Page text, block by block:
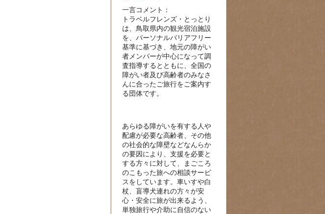
一言コメント：
トラベルフレンズ・とっとり
は、鳥取県内の観光宿泊施設
を、パーソナルバリアフリー
基準に基づき、地元の障がい
者メンバーが中心になって調
査指導するとともに、全国の
障がい者及び高齢者のみなさ
んに合ったご旅行をご案内す
る団体です。
あらゆる障がいを有する人や
配慮が必要な高齢者、その他
の社会的な障壁などなんらか
の要因により、支援を必要と
する方々に対して、まごころ
のこもった旅への相談サービ
スをしています。車いすや白
杖、盲導犬連れの方々が安
心・安全に旅が出来るよう、
単独旅行や介助に自信のない